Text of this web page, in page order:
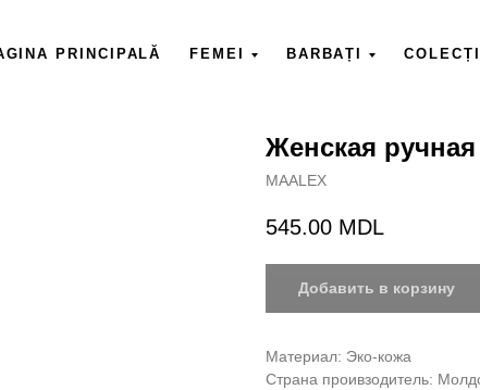
PRINCIPALĂ FEMEI BARBAȚI
Женская ручная
MAALEX
545.00 MDL
Добавить в корзину
Материал: Эко-кожа
Страна проивзодитель: